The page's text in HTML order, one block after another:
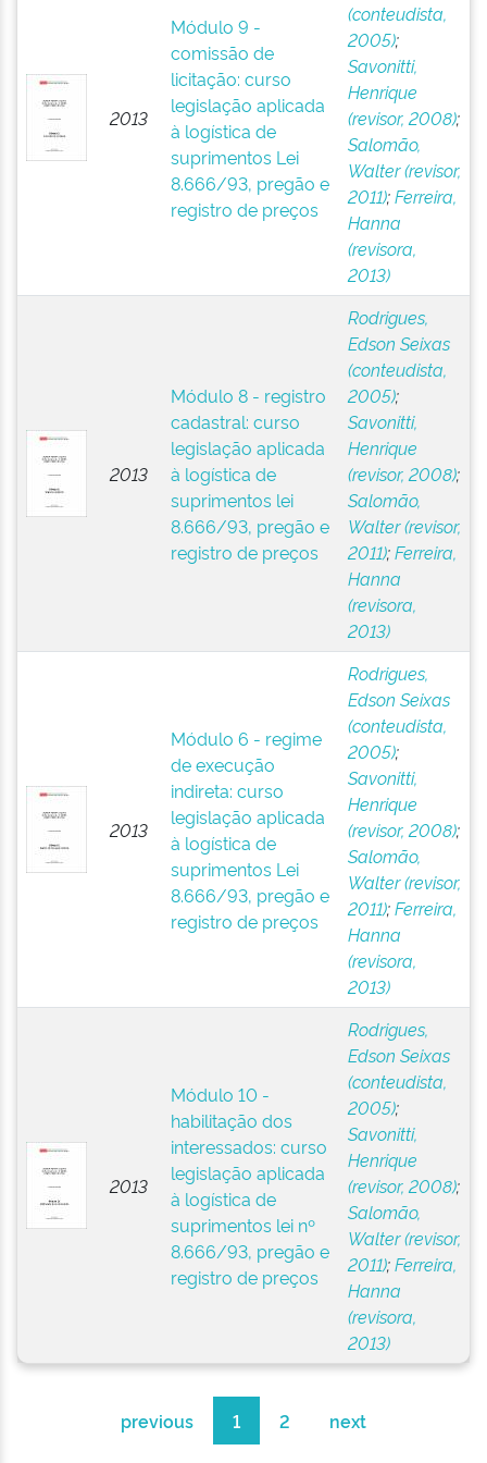
2013
Módulo 9 -
comissão de
licitação: curso
legislação aplicada
à logística de
suprimentos Lei
8.666/93, pregão e
registro de preços
(conteudista,
2005);
Savonitti,
Henrique
(revisor, 2008);
Salomão,
Walter (revisor,
2011);Ferreira,
Hanna
(revisora,
2013)
2013
Módulo 8 - registro
cadastral: curso
legislação aplicada
à logística de
suprimentos lei
8.666/93, pregão e
registro de preços
Rodrigues,
Edson Seixas
(conteudista,
2005);
Savonitti,
Henrique
(revisor, 2008);
Salomão,
Walter (revisor,
2011);Ferreira,
Hanna
(revisora,
2013)
2013
Módulo 6 - regime
de execução
indireta: curso
legislação aplicada
à logística de
suprimentos Lei
8.666/93, pregão e
registro de preços
Rodrigues,
Edson Seixas
(conteudista,
2005);
Savonitti,
Henrique
(revisor, 2008);
Salomão,
Walter (revisor,
2011);Ferreira,
Hanna
(revisora,
2013)
2013
Módulo 10 -
habilitação dos
interessados: curso
legislação aplicada
à logística de
suprimentos lei nº
8.666/93, pregão e
registro de preços
Rodrigues,
Edson Seixas
(conteudista,
2005);
Savonitti,
Henrique
(revisor, 2008);
Salomão,
Walter (revisor,
2011);Ferreira,
Hanna
(revisora,
2013)
previous 1 2 next